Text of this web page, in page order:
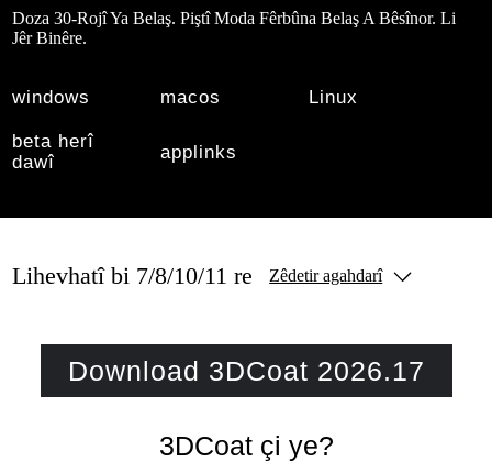
Doza 30-Rojî Ya Belaş. Piştî Moda Fêrbûna Belaş A Bêsînor. Li
Jêr Binêre.
windows macos Linux
beta herî
dawî
applinks
Lihevhatî bi 7/8/10/11 re Zêdetir agahdarî
Download 3DCoat 2026.17
3DCoat çi ye?